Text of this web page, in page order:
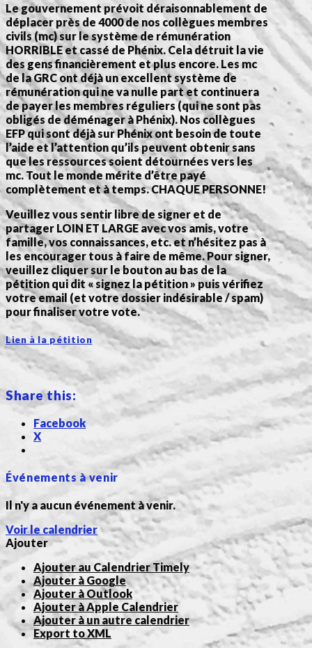
Le gouvernement prévoit déraisonnablement de
déplacer près de 4000 de nos collègues membres
civils (mc) sur le système de rémunération
HORRIBLE et cassé de Phénix. Cela détruit la vie
des gens financièrement et plus encore. Les mc
de la GRC ont déjà un excellent système de
rémunération qui ne va nulle part et continuera
de payer les membres réguliers (qui ne sont pas
obligés de déménager à Phénix). Nos collègues
EFP qui sont déjà sur Phénix ont besoin de toute
l’aide et l’attention qu’ils peuvent obtenir sans
que les ressources soient détournées vers les
mc. Tout le monde mérite d’être payé
complètement et à temps. CHAQUE PERSONNE!
Veuillez vous sentir libre de signer et de
partager LOIN ET LARGE avec vos amis, votre
famille, vos connaissances, etc. et n’hésitez pas à
les encourager tous à faire de même. Pour signer,
veuillez cliquer sur le bouton au bas de la
pétition qui dit « signez la pétition » puis vérifiez
votre email (et votre dossier indésirable / spam)
pour finaliser votre vote.
Lien à la pétition
Share this:
Facebook
X
Événements à venir
Il n'y a aucun événement à venir.
Voir le calendrier
Ajouter
Ajouter au Calendrier Timely
Ajouter à Google
Ajouter à Outlook
Ajouter à Apple Calendrier
Ajouter à un autre calendrier
Export to XML